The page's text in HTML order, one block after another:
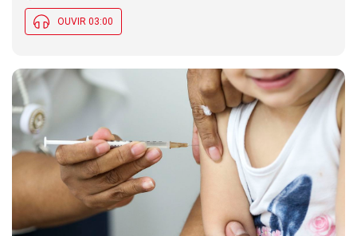
OUVIR 03:00